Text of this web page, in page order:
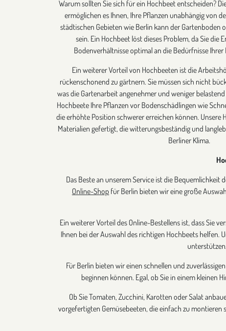
Warum sollten Sie sich für ein Hochbeet entscheiden?
ermöglichen es Ihnen, Ihre Pflanzen unabhängig von
städtischen Gebieten wie Berlin kann der
sein. Ein Hochbeet löst dieses Problem, da Sie die
Bodenverhältnisse optimal an die Bedürfnisse Ihrer
Ein weiterer Vorteil von Hochbeeten ist die
rückenschonend zu gärtnern. Sie müssen sich nicht
was die Gartenarbeit angenehmer und weniger
Hochbeete Ihre Pflanzen vor Bodenschädlingen wie
die erhöhte Position schwerer erreichen können. Unsere
Materialien gefertigt, die witterungsbeständig und
Berliner Klima.
Das Beste an unserem Service ist die Bequemlichkeit
Online-Shop für Berlin bieten wir eine große
Ein weiterer Vorteil des Online-Bestellens ist, dass Sie
Ihnen bei der Auswahl des richtigen Hochbeets helfen.
Für Berlin bieten wir einen schnellen und
beginnen können. Egal, ob Sie in einem kleinen
Ob Sie Tomaten, Zucchini, Karotten oder Salat
vorgefertigten Gemüsebeeten, die einfach zu montieren